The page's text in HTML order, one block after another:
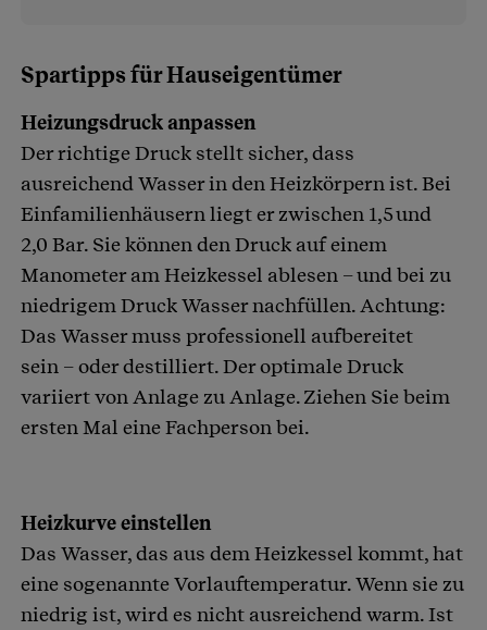
Spartipps für Hauseigentümer
Heizungsdruck anpassen
Der richtige Druck stellt sicher, dass
ausreichend Wasser in den Heizkörpern ist. Bei
Einfamilienhäusern liegt er zwischen 1,5 und
2,0 Bar. Sie können den Druck auf einem
Manometer am Heizkessel ablesen – und bei zu
niedrigem Druck Wasser nachfüllen. Achtung:
Das Wasser muss professionell aufbereitet
sein – oder destilliert. Der optimale Druck
variiert von Anlage zu Anlage. Ziehen Sie beim
ersten Mal eine Fachperson bei.
Heizkurve einstellen
Das Wasser, das aus dem Heizkessel kommt, hat
eine sogenannte Vorlauftemperatur. Wenn sie zu
niedrig ist, wird es nicht ausreichend warm. Ist